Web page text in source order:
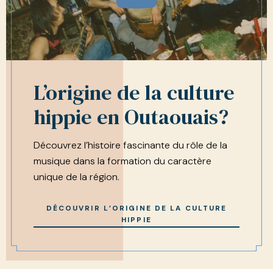
L’origine de la culture
hippie en Outaouais?
Découvrez l’histoire fascinante du rôle de la
musique dans la formation du caractère
unique de la région.
DÉCOUVRIR L’ORIGINE DE LA CULTURE
HIPPIE